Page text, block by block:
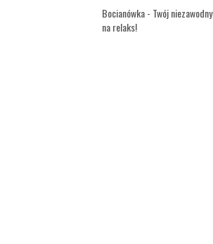
Bocianówka - Twój
na relaks!